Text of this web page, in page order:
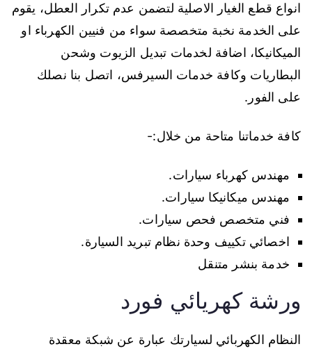
انواع قطع الغيار الاصلية لتضمن عدم تكرار العطل، يقوم
على الخدمة نخبة متخصصة سواء من فنيين الكهرباء او
الميكانيكا، اضافة لخدمات تبديل الزيوت وشحن
البطاريات وكافة خدمات السيرفس، اتصل بنا نصلك
على الفور.
كافة خدماتنا متاحة من خلال:-
مهندس كهرباء سيارات.
مهندس ميكانيكا سيارات.
فني متخصص فحص سيارات.
اخصائي تكييف وحدة نظام تبريد السيارة.
خدمة بنشر متنقل
ورشة كهريائي فورد
النظام الكهربائي لسيارتك عبارة عن شبكة معقدة